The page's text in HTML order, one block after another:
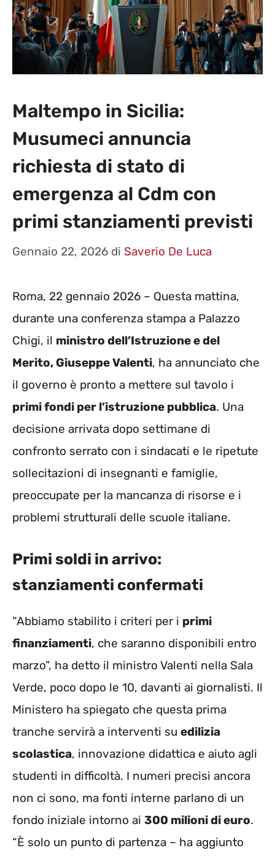
Maltempo in Sicilia:
Musumeci annuncia
richiesta di stato di
emergenza al Cdm con
primi stanziamenti previsti
Gennaio 22, 2026 di Saverio De Luca
Roma, 22 gennaio 2026 – Questa mattina,
durante una conferenza stampa a Palazzo
Chigi, il ministro dell’Istruzione e del
Merito, Giuseppe Valenti, ha annunciato che
il governo è pronto a mettere sul tavolo i
primi fondi per l’istruzione pubblica. Una
decisione arrivata dopo settimane di
confronto serrato con i sindacati e le ripetute
sollecitazioni di insegnanti e famiglie,
preoccupate per la mancanza di risorse e i
problemi strutturali delle scuole italiane.
Primi soldi in arrivo:
stanziamenti confermati
“Abbiamo stabilito i criteri per i primi
finanziamenti, che saranno disponibili entro
marzo”, ha detto il ministro Valenti nella Sala
Verde, poco dopo le 10, davanti ai giornalisti. Il
Ministero ha spiegato che questa prima
tranche servirà a interventi su edilizia
scolastica, innovazione didattica e aiuto agli
studenti in difficoltà. I numeri precisi ancora
non ci sono, ma fonti interne parlano di un
fondo iniziale intorno ai 300 milioni di euro.
“È solo un punto di partenza – ha aggiunto